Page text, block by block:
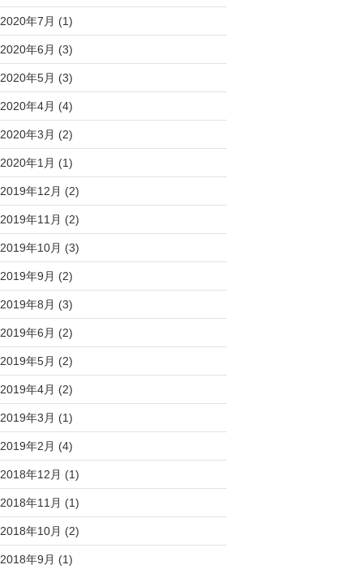
2020年7月 (1)
2020年6月 (3)
2020年5月 (3)
2020年4月 (4)
2020年3月 (2)
2020年1月 (1)
2019年12月 (2)
2019年11月 (2)
2019年10月 (3)
2019年9月 (2)
2019年8月 (3)
2019年6月 (2)
2019年5月 (2)
2019年4月 (2)
2019年3月 (1)
2019年2月 (4)
2018年12月 (1)
2018年11月 (1)
2018年10月 (2)
2018年9月 (1)